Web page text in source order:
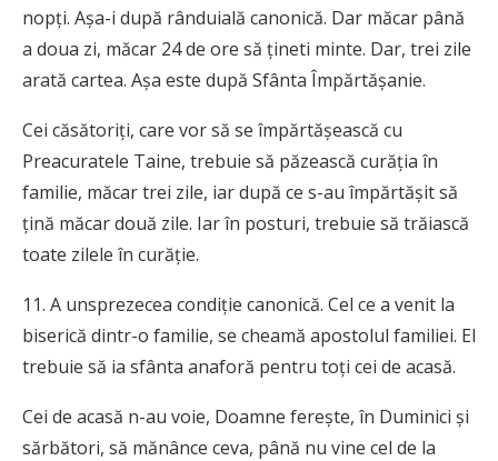
nopţi. Aşa-i după rânduială canonică. Dar măcar până
a doua zi, măcar 24 de ore să ţineti minte. Dar, trei zile
arată cartea. Aşa este după Sfânta Împărtăşanie.
Cei căsătoriţi, care vor să se împărtăşească cu
Preacuratele Taine, trebuie să păzească curăţia în
familie, măcar trei zile, iar după ce s-au împărtăşit să
ţină măcar două zile. Iar în posturi, trebuie să trăiască
toate zilele în curăţie.
11. A unsprezecea condiţie canonică. Cel ce a venit la
biserică dintr-o familie, se cheamă apostolul familiei. El
trebuie să ia sfânta anaforă pentru toţi cei de acasă.
Cei de acasă n-au voie, Doamne fereşte, în Duminici şi
sărbători, să mănânce ceva, până nu vine cel de la